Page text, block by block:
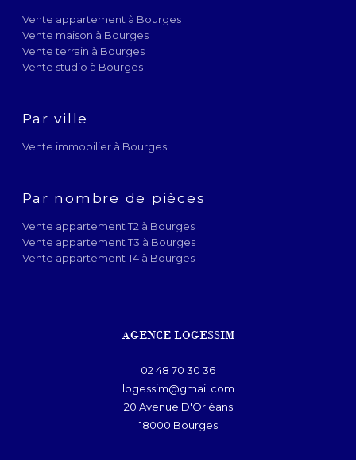
Vente appartement à Bourges
Vente maison à Bourges
Vente terrain à Bourges
Vente studio à Bourges
Par ville
Vente immobilier à Bourges
Par nombre de pièces
Vente appartement T2 à Bourges
Vente appartement T3 à Bourges
Vente appartement T4 à Bourges
AGENCE LOGESSIM
02 48 70 30 36
logessim@gmail.com
20 Avenue D'Orléans
18000
bourges